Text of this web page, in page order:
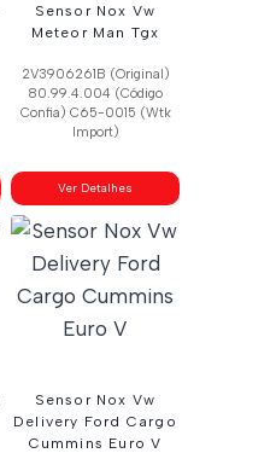
Sensor Nox Vw
Meteor Man Tgx
2V3906261B (Original)
80.99.4.004 (Código
Confia) C65-0015 (Wtk
Import)
Ver Detalhes
Sensor Nox Vw
Delivery Ford Cargo
Cummins Euro V